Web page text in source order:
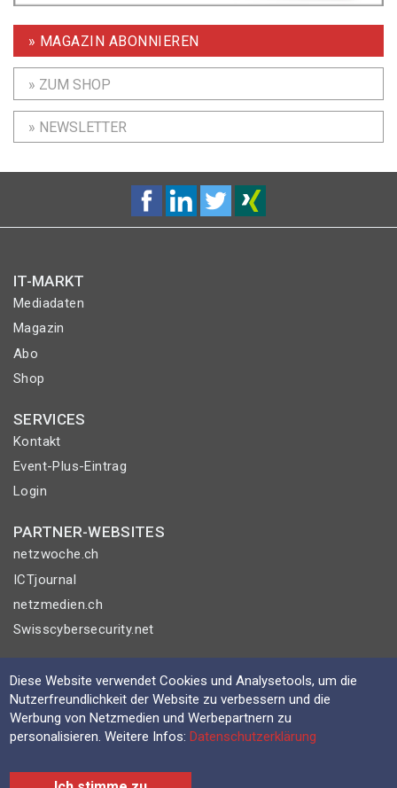
» MAGAZIN ABONNIEREN
» ZUM SHOP
» NEWSLETTER
IT-MARKT
Mediadaten
Magazin
Abo
Shop
SERVICES
Kontakt
Event-Plus-Eintrag
Login
PARTNER-WEBSITES
netzwoche.ch
ICTjournal
netzmedien.ch
Swisscybersecurity.net
Impressum
AGB
Nutzungsbestimmungen
Diese Website verwendet Cookies und Analysetools, um die
Nutzerfreundlichkeit der Website zu verbessern und die
Werbung von Netzmedien und Werbepartnern zu
personalisieren. Weitere Infos:Datenschutzerklärung